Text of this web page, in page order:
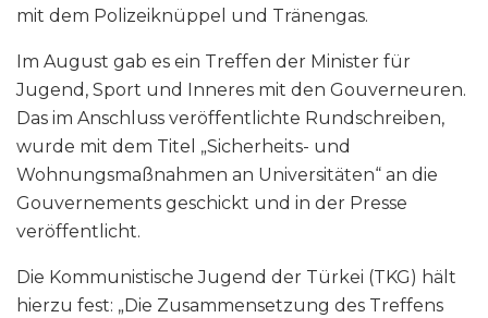
mit dem Polizeiknüppel und Tränengas.
Im August gab es ein Treffen der Minister für
Jugend, Sport und Inneres mit den Gouverneuren.
Das im Anschluss veröffentlichte Rundschreiben,
wurde mit dem Titel „Sicherheits- und
Wohnungsmaßnahmen an Universitäten“ an die
Gouvernements geschickt und in der Presse
veröffentlicht.
Die Kommunistische Jugend der Türkei (TKG) hält
hierzu fest: „Die Zusammensetzung des Treffens